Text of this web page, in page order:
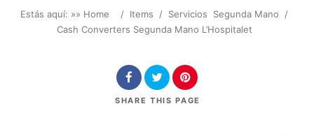
Estás aquí: »» Home / Items / Servicios Segunda Mano /
Cash Converters Segunda Mano L’Hospitalet
SHARE THIS PAGE